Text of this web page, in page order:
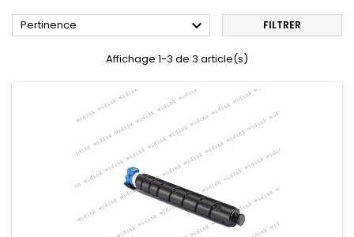
Pertinence  FILTRER
Affichage 1-3 de 3 article(s)